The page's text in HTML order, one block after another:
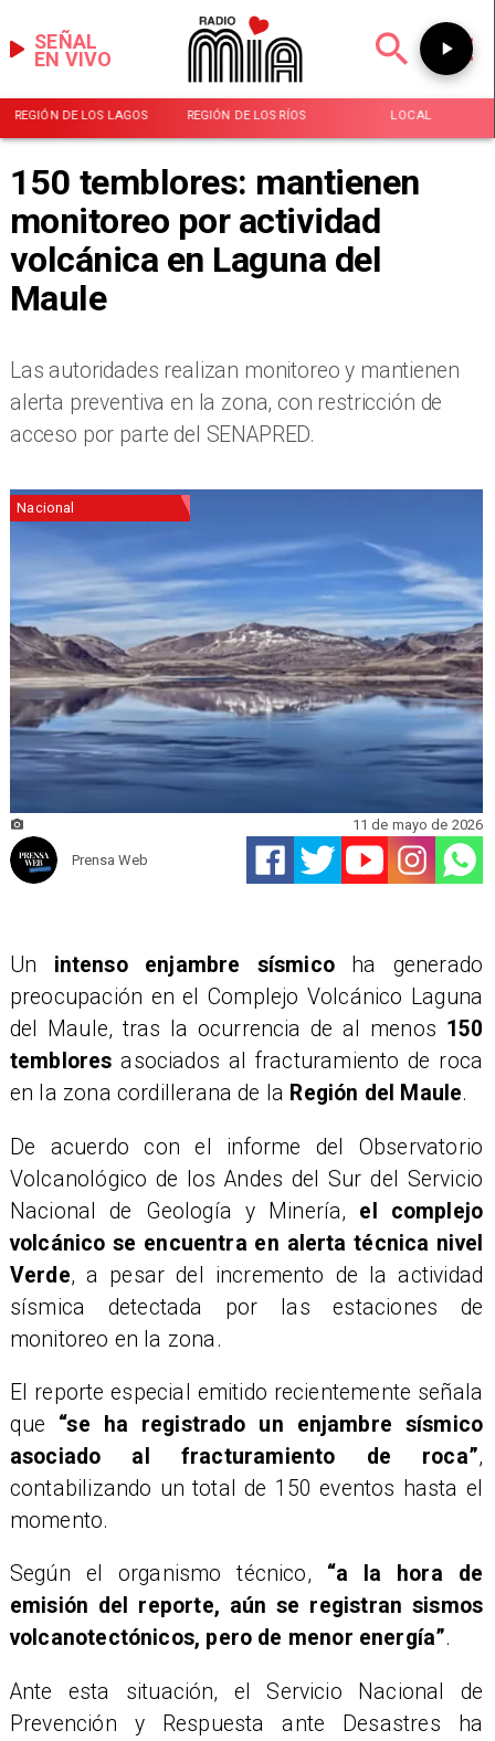
EN VIVO
SEÑAL
REGIÓN DE LOS LAGOS REGIÓN DE LOS RÍOS LOCAL
150 temblores: mantienen
monitoreo por actividad
volcánica en Laguna del
Maule
Las autoridades realizan monitoreo y mantienen
alerta preventiva en la zona, con restricción de
acceso por parte del SENAPRED.
Nacional
Prensa Web
11 de mayo de 2026
Un intenso enjambre sísmicoha generado
preocupación en el Complejo Volcánico Laguna
del Maule, tras la ocurrencia de al menos 150
temblores asociados al fracturamiento de roca
en la zona cordillerana de la Región del Maule.
De acuerdo con el informe del Observatorio
Volcanológico de los Andes del Sur del Servicio
Nacional de Geología y Minería, el complejo
volcánico se encuentra en alerta técnica nivel
Verde, a pesar del incremento de la actividad
sísmica detectada por las estaciones de
monitoreo en la zona.
El reporte especial emitido recientemente señala
que “se ha registrado un enjambre sísmico
asociado al fracturamiento de roca”,
contabilizando un total de 150 eventos hasta el
momento.
Según el organismo técnico, “a la hora de
emisión del reporte, aún se registran sismos
volcanotectónicos, pero de menor energía”.
Ante esta situación, el Servicio Nacional de
Prevención y Respuesta ante Desastres ha